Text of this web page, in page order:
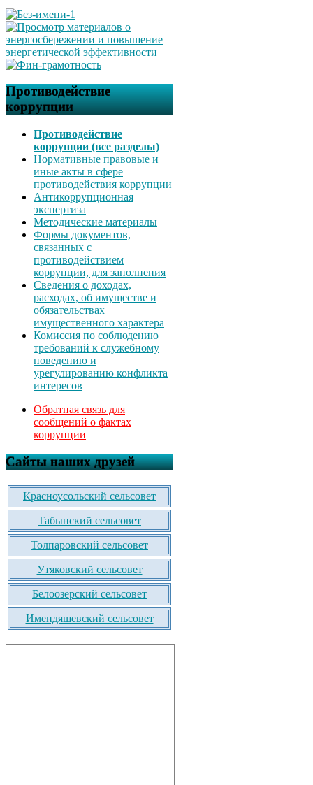
Противодействие
коррупции
Противодействие
коррупции (все разделы)
Нормативные правовые и
иные акты в сфере
противодействия коррупции
Антикоррупционная
экспертиза
Методические материалы
Формы документов,
связанных с
противодействием
коррупции, для заполнения
Сведения о доходах,
расходах, об имуществе и
обязательствах
имущественного характера
Комиссия по соблюдению
требований к служебному
поведению и
урегулированию конфликта
интересов
Обратная связь для
сообщений о фактах
коррупции
Сайты наших друзей
Красноусольский сельсовет
Табынский сельсовет
Толпаровский сельсовет
Утяковский сельсовет
Белоозерский сельсовет
Имендяшевский сельсовет